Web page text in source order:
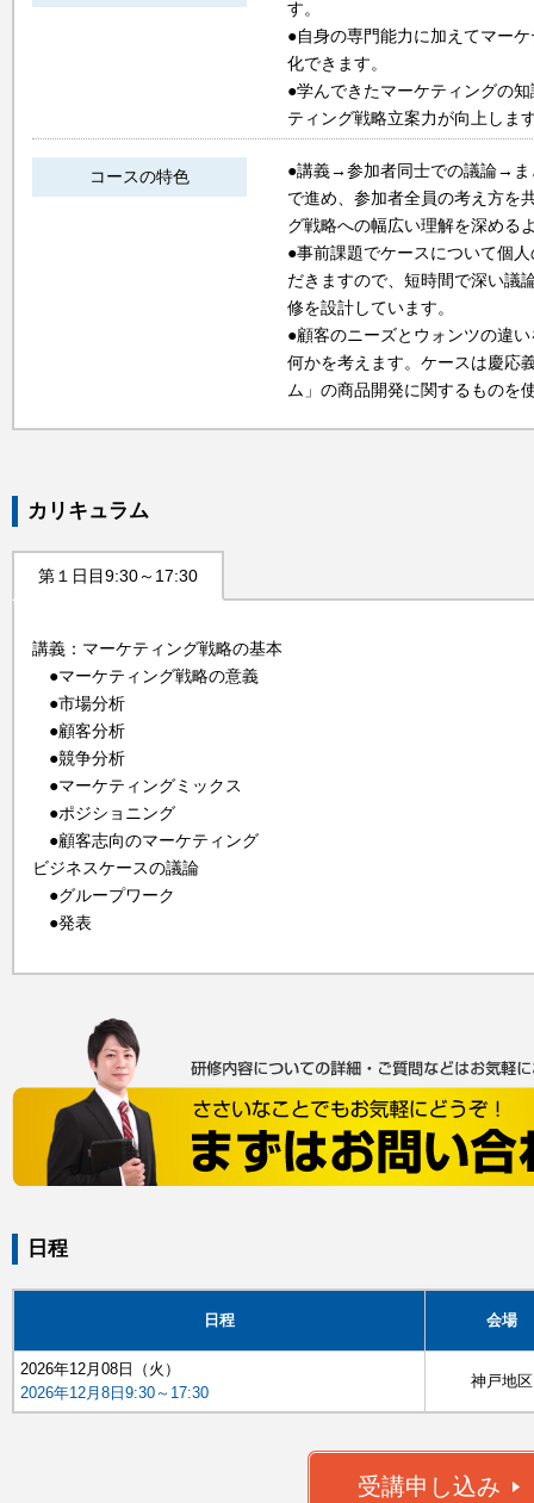
す。
●自身の専門能力に加えてマー
化できます。
●学んできたマーケティングの
ティング戦略立案力が向上しま
コースの特色
●講義→参加者同士での議論→ま
で進め、参加者全員の考え方を
グ戦略への幅広い理解を深める
●事前課題でケースについて個
だきますので、短時間で深い議
修を設計しています。
●顧客のニーズとウォンツの違
何かを考えます。ケースは慶応
ム」の商品開発に関するものを
カリキュラム
第１日目9:30～17:30
講義：マーケティング戦略の基本
●マーケティング戦略の意義
●市場分析
●顧客分析
●競争分析
●マーケティングミックス
●ポジショニング
●顧客志向のマーケティング
ビジネスケースの議論
●グループワーク
●発表
日程
日程 会場
2026年12月08日（火）
2026年12月8日9:30～17:30
神戸地区